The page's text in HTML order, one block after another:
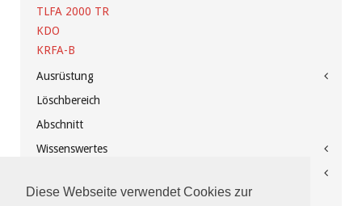
Diese Webseite verwendet Cookies zur
TLFA 2000 TR
KDO
KRFA-B
Ausrüstung
Löschbereich
Abschnitt
Wissenswertes
Spenden